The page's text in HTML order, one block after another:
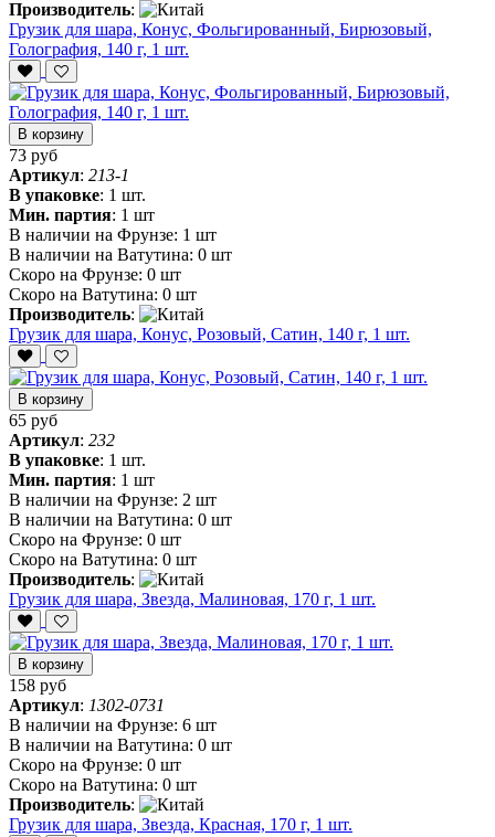
Производитель:
Грузик для шара, Конус, Фольгированный, Бирюзовый,
Голография, 140 г, 1 шт.
В корзину
73 руб
Артикул: 213-1
В упаковке: 1 шт.
Мин. партия: 1 шт
В наличии на Фрунзе: 1 шт
В наличии на Ватутина: 0 шт
Скоро на Фрунзе: 0 шт
Скоро на Ватутина: 0 шт
Производитель:
Грузик для шара, Конус, Розовый, Сатин, 140 г, 1 шт.
В корзину
65 руб
Артикул: 232
В упаковке: 1 шт.
Мин. партия: 1 шт
В наличии на Фрунзе: 2 шт
В наличии на Ватутина: 0 шт
Скоро на Фрунзе: 0 шт
Скоро на Ватутина: 0 шт
Производитель:
Грузик для шара, Звезда, Малиновая, 170 г, 1 шт.
В корзину
158 руб
Артикул: 1302-0731
В наличии на Фрунзе: 6 шт
В наличии на Ватутина: 0 шт
Скоро на Фрунзе: 0 шт
Скоро на Ватутина: 0 шт
Производитель:
Грузик для шара, Звезда, Красная, 170 г, 1 шт.